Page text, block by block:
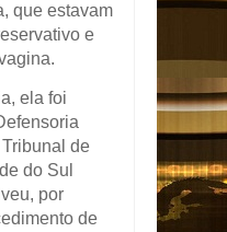
que estavam
e
ela foi
de
do Sul
por
de